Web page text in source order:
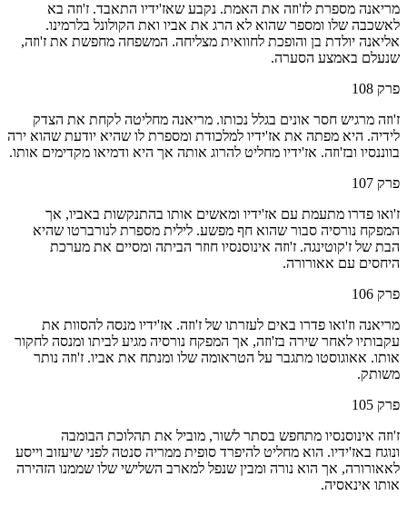
מריאנה מספרת לז'וזה את האמת. נקבע שאז'ידיו התאבד. ז'וזה בא
לאשכבה שלו ומספר שהוא לא הרג את אביו ואת הקולונל בלרמינו.
אליאנה יולדת בן והופכת לחוואית מצליחה. המשפחה מחפשת את ז'וזה,
שנעלם באמצע הסערה.
פרק 108
ז'וזה מרגיש חסר אונים בגלל נכותו. מריאנה מחליטה לקחת את הצדק
לידיה. היא מפתה את אז'ידיו למלכודת ומספרת לו שהיא יודעת שהוא ירה
בווננסיו ובז'וזה. אז'ידיו מחליט להרוג אותה אך היא ודמיאו מקדימים אותו.
פרק 107
ז'ואו פדרו מתעמת עם אז'ידיו ומאשים אותו בהתנקשות באביו, אך
המפקח נורסיה סבור שהוא חף מפשע. לילית מספרת לנורברטו שהיא
הבת של ז'קוטינגה. ז'וזה אינוסנסיו חוזר הביתה ומסיים את מערכת
היחסים עם אאורורה.
פרק 106
מריאנה וז'ואו פדרו באים לעזרתו של ז'וזה. אז'ידיו מנסה להסוות את
עקבותיו לאחר שירה בז'וזה, אך המפקח נורסיה מגיע לביתו ומנסה לחקור
אותו. אאוגוסטו מתגבר על הטראומה שלו ומנתח את אביו. ז'וזה נותר
משותק.
פרק 105
ז'וזה אינוסנסיו מתחפש בסתר לשור, מוביל את תהלוכת הבומבה
ונוגח באז'ידיו. הוא מחליט להיפרד סופית ממריה סנטה לפני שיעזוב וייסע
לאאורורה, אך הוא נורה ומבין שנפל למארב השלישי שלו שממנו הזהירה
אותו אינאסיה.